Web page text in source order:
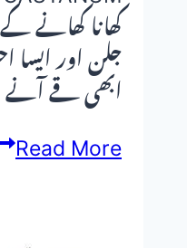
کھانا کھانے
جلن اور ایسا
ابھی قے آنے
Read More